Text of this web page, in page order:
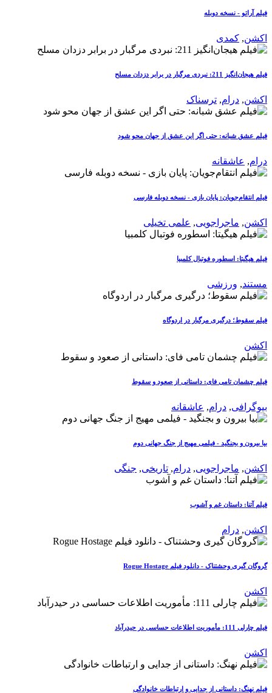
فیلم آراتو - نسخه دوبله
اکشن, کمدی
فیلم هیجان‌انگیز 211: نبردی مرگبار در برابر دزدان مسلح
اکشن, درام, ترسناک
فیلم عشق شبانه: حتی اگر این عشق از جهان محو شود
درام, عاشقانه
فیلم انتقام‌جویان: پایان بازی - نسخه دوبله فارسی
اکشن, ماجراجویی, علمی تخیلی
فیلم هیگیتا: اسطوره فوتبال کلمبیا
مستند, ورزشی
فیلم سقوط؛ درگیری مرگبار در اردوگاه
اکشن
فیلم چشمان تامی فای: داستانی از صعود و سقوط
بیوگرافی, درام, عاشقانه
بیا بیرون و بجنگید - فیلمی مهیج از جنگ جهانی دوم
اکشن, ماجراجویی, درام, تاریخی, جنگی
فیلم آتنا: داستان غم و آشوب
اکشن, درام
گروگان گیری وحشتناک - دانلود فیلم Rogue Hostage
اکشن
فیلم چارلی 111: مأموریت اطلاعات حساسی در حیدرآباد
اکشن
فیلم نهنگ: داستانی از جدایی و ارتباطات خانوادگی